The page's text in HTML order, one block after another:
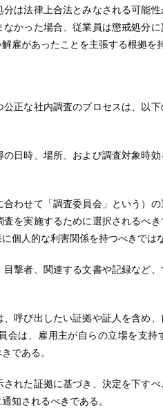
は法律上合法とみなされる可能
かった場合、従業員は懲戒処分
雇があったことを主張する根拠を
正な社内調査のプロセスは、以
日時、場所、および調査対象時
わせて「調査委員会」という）の
を実施するために選択されるべ
個人的な利害関係を持つべきでは
撃者、関連する文書や記録など、
呼び出したい証拠や証人を含め
会は、雇用主が自らの立場を支持
である。
れた証拠に基づき、決定を下すべ
知されるべきである。